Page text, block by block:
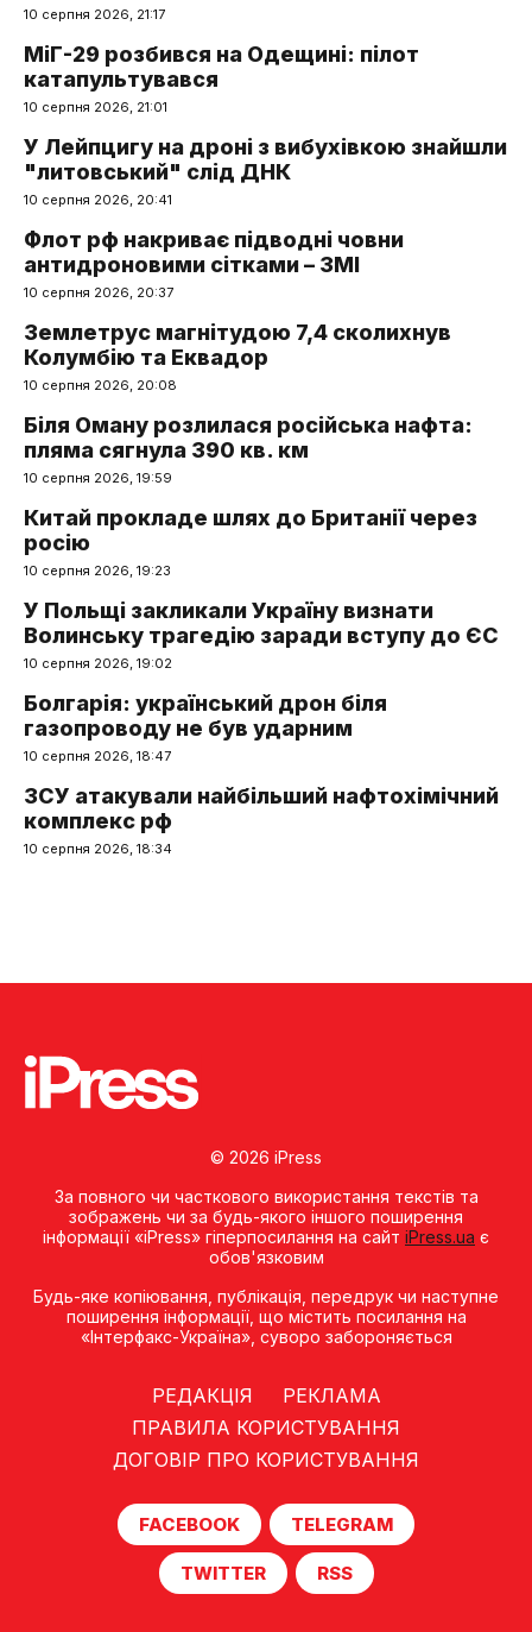
10 серпня 2026, 21:17
МіГ-29 розбився на Одещині: пілот
катапультувався
10 серпня 2026, 21:01
У Лейпцигу на дроні з вибухівкою знайшли
"литовський" слід ДНК
10 серпня 2026, 20:41
Флот рф накриває підводні човни
антидроновими сітками – ЗМІ
10 серпня 2026, 20:37
Землетрус магнітудою 7,4 сколихнув
Колумбію та Еквадор
10 серпня 2026, 20:08
Біля Оману розлилася російська нафта:
пляма сягнула 390 кв. км
10 серпня 2026, 19:59
Китай прокладе шлях до Британії через
росію
10 серпня 2026, 19:23
У Польщі закликали Україну визнати
Волинську трагедію заради вступу до ЄС
10 серпня 2026, 19:02
Болгарія: український дрон біля
газопроводу не був ударним
10 серпня 2026, 18:47
ЗСУ атакували найбільший нафтохімічний
комплекс рф
10 серпня 2026, 18:34
© 2026 iPress
За повного чи часткового використання текстів та
зображень чи за будь-якого іншого поширення
інформації «iPress» гіперпосилання на сайт iPress.ua є
обов'язковим
Будь-яке копiювання, публiкацiя, передрук чи наступне
поширення iнформацiї, що мiстить посилання на
«Iнтерфакс-Україна», суворо забороняється
РЕДАКЦІЯ
РЕКЛАМА
ПРАВИЛА КОРИСТУВАННЯ
ДОГОВІР ПРО КОРИСТУВАННЯ
FACEBOOK TELEGRAM
TWITTER RSS